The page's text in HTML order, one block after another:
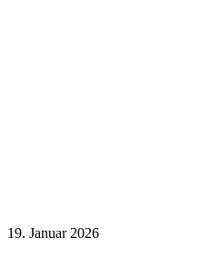
19. Januar 2026